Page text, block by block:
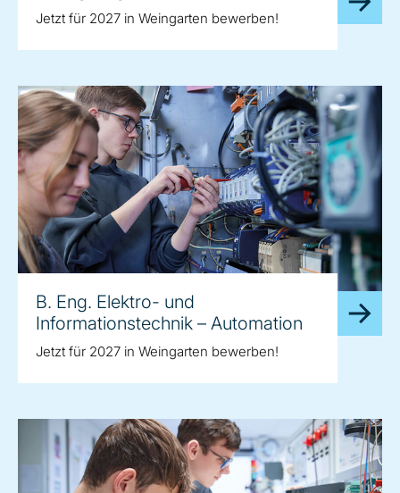
Jetzt für 2027 in Weingarten bewerben!
B. Eng. Elektro- und
Informationstechnik – Automation
Jetzt für 2027 in Weingarten bewerben!